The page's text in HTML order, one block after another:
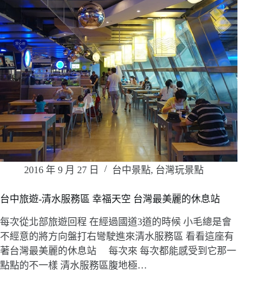
2016 年 9 月 27 日 台中景點, 台灣玩景點
台中旅遊-清水服務區 幸福天空 台灣最美麗的休息站
每次從北部旅遊回程 在經過國道3道的時候 小毛總是會
不經意的將方向盤打右彎駛進來清水服務區 看看這座有
著台灣最美麗的休息站 每次來 每次都能感受到它那一
點點的不一樣 清水服務區腹地極…